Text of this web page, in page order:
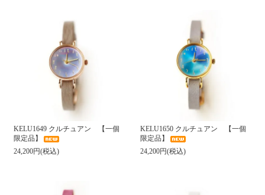
KELU1649 クルチュアン 【一個
限定品】
24,200円(税込)
KELU1650 クルチュアン 【一個
限定品】
24,200円(税込)